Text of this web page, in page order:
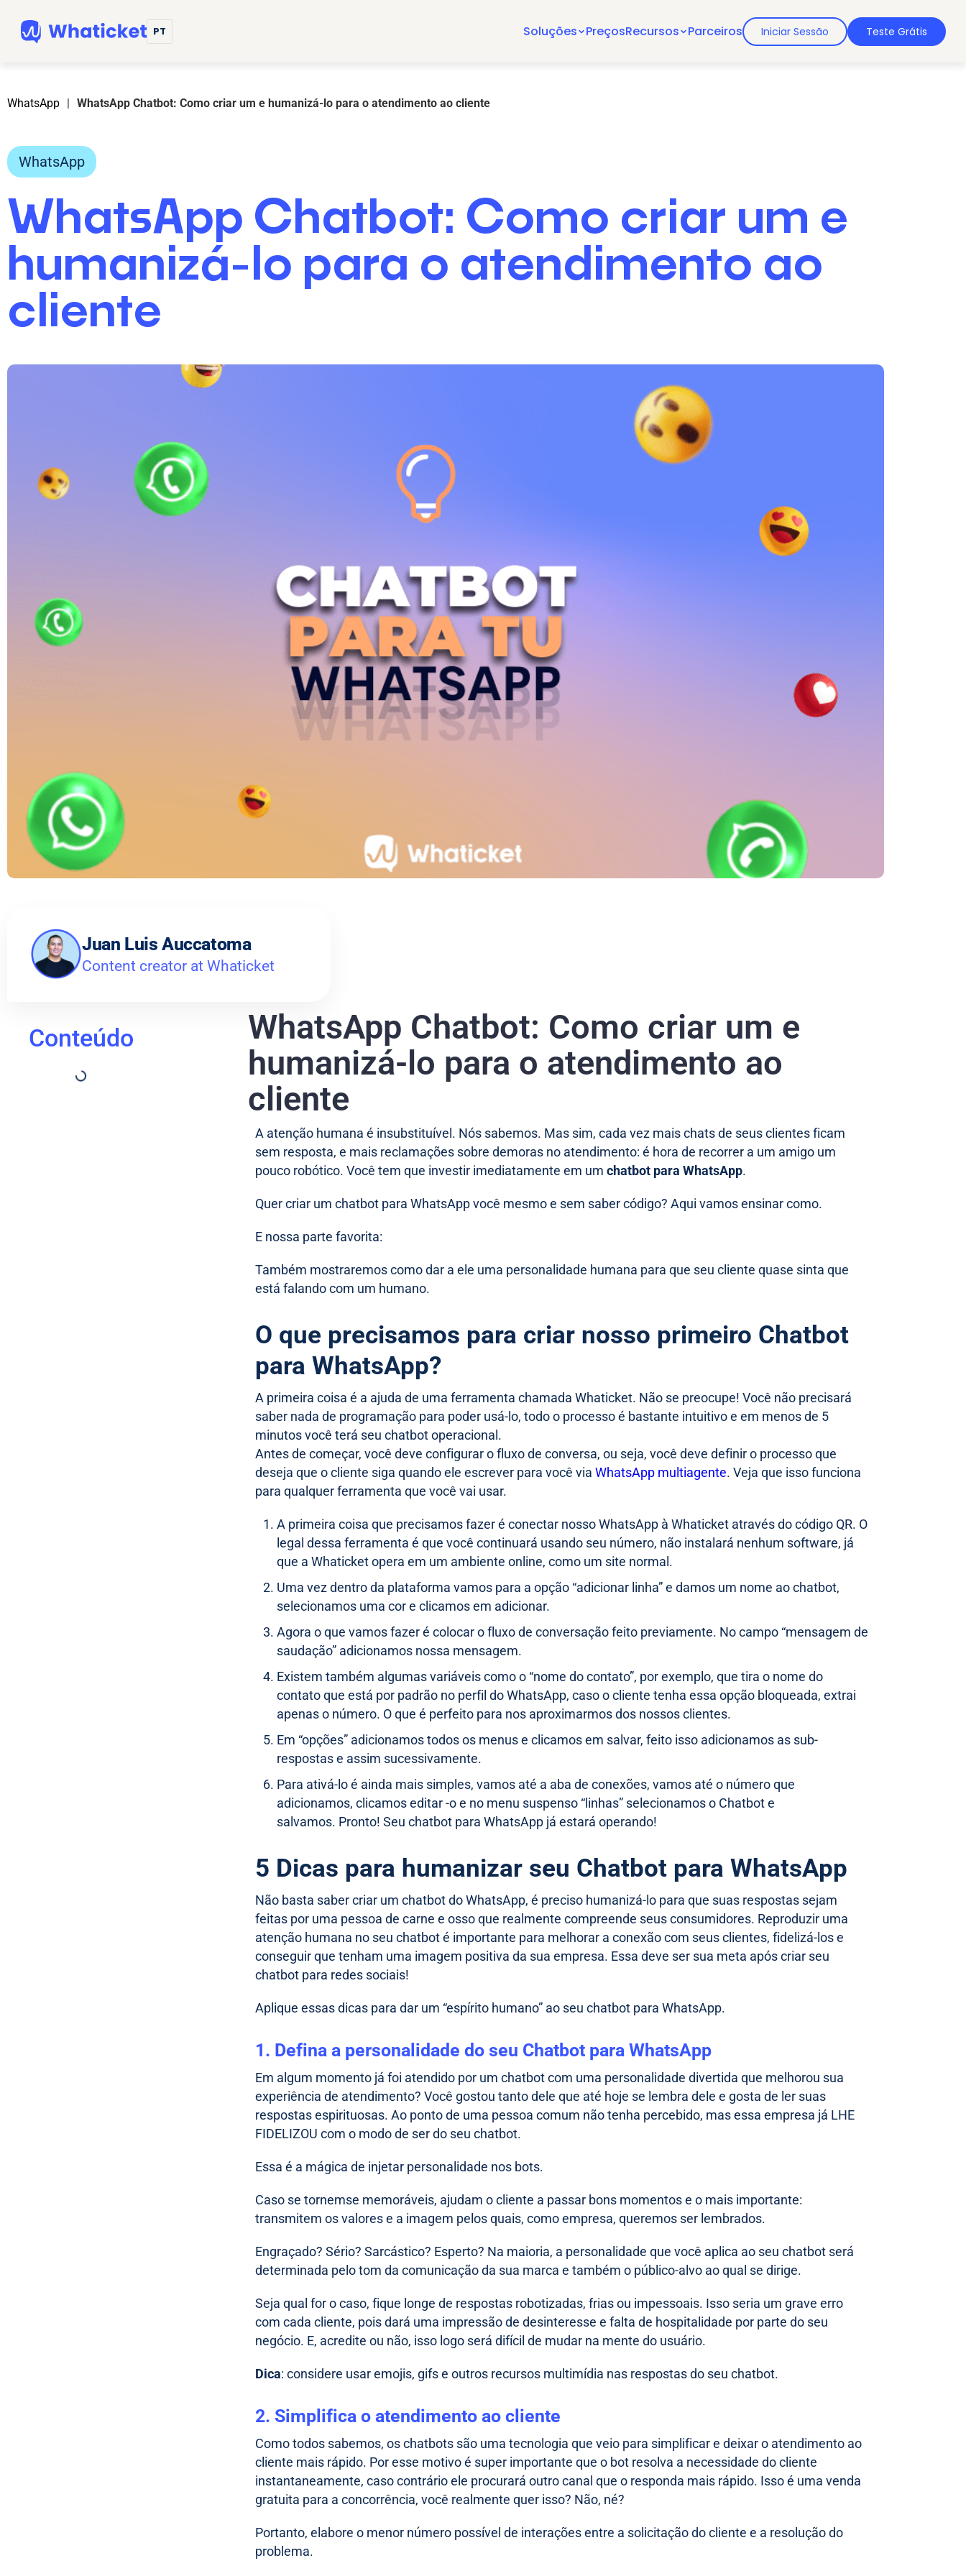
PT Soluções PreçosRecursos Parceiros Iniciar Sessão Teste Grátis
WhatsApp | WhatsApp Chatbot: Como criar um e humanizá-lo para o atendimento ao cliente
WhatsApp
WhatsApp Chatbot: Como criar um e
humanizá-lo para o atendimento ao
cliente
Juan Luis Auccatoma
Content creator at Whaticket
Conteúdo
WhatsApp Chatbot: Como criar um e
humanizá-lo para o atendimento ao
cliente
A atenção humana é insubstituível. Nós sabemos. Mas sim, cada vez mais chats de seus clientes ficam
sem resposta, e mais reclamações sobre demoras no atendimento: é hora de recorrer a um amigo um
pouco robótico. Você tem que investir imediatamente em umchatbot para WhatsApp.
Quer criar um chatbot para WhatsApp você mesmo e sem saber código? Aqui vamos ensinar como.
E nossa parte favorita:
Também mostraremos como dar a ele uma personalidade humana para que seu cliente quase sinta que
está falando com um humano.
O que precisamos para criar nosso primeiro Chatbot
para WhatsApp?
A primeira coisa é a ajuda de uma ferramenta chamada Whaticket. Não se preocupe! Você não precisará
saber nada de programação para poder usá-lo, todo o processo é bastante intuitivo e em menos de 5
minutos você terá seu chatbot operacional.
Antes de começar, você deve configurar o fluxo de conversa, ou seja, você deve definir o processo que
deseja que o cliente siga quando ele escrever para você viaWhatsApp multiagente. Veja que isso funciona
para qualquer ferramenta que você vai usar.
A primeira coisa que precisamos fazer é conectar nosso WhatsApp à Whaticket através do código QR. O
legal dessa ferramenta é que você continuará usando seu número, não instalará nenhum software, já
que a Whaticket opera em um ambiente online, como um site normal.
Uma vez dentro da plataforma vamos para a opção “adicionar linha” e damos um nome ao chatbot,
selecionamos uma cor e clicamos em adicionar.
Agora o que vamos fazer é colocar o fluxo de conversação feito previamente. No campo “mensagem de
saudação” adicionamos nossa mensagem.
Existem também algumas variáveis ​​como o “nome do contato”, por exemplo, que tira o nome do
contato que está por padrão no perfil do WhatsApp, caso o cliente tenha essa opção bloqueada, extrai
apenas o número. O que é perfeito para nos aproximarmos dos nossos clientes.
Em “opções” adicionamos todos os menus e clicamos em salvar, feito isso adicionamos as sub-
respostas e assim sucessivamente.
Para ativá-lo é ainda mais simples, vamos até a aba de conexões, vamos até o número que
adicionamos, clicamos editar -o e no menu suspenso “linhas” selecionamos o Chatbot e
salvamos. Pronto! Seu chatbot para WhatsApp já estará operando!
5 Dicas para humanizar seu Chatbot para WhatsApp
Não basta saber criar um chatbot do WhatsApp, é preciso humanizá-lo para que suas respostas sejam
feitas por uma pessoa de carne e osso que realmente compreende seus consumidores. Reproduzir uma
atenção humana no seu chatbot é importante para melhorar a conexão com seus clientes, fidelizá-los e
conseguir que tenham uma imagem positiva da sua empresa. Essa deve ser sua meta após criar seu
chatbot para redes sociais!
Aplique essas dicas para dar um “espírito humano” ao seu chatbot para WhatsApp.
1. Defina a personalidade do seu Chatbot para WhatsApp
Em algum momento já foi atendido por um chatbot com uma personalidade divertida que melhorou sua
experiência de atendimento? Você gostou tanto dele que até hoje se lembra dele e gosta de ler suas
respostas espirituosas. Ao ponto de uma pessoa comum não tenha percebido, mas essa empresa já LHE
FIDELIZOU com o modo de ser do seu chatbot.
Essa é a mágica de injetar personalidade nos bots.
Caso se tornemse memoráveis, ajudam o cliente a passar bons momentos e o mais importante:
transmitem os valores e a imagem pelos quais, como empresa, queremos ser lembrados.
Engraçado? Sério? Sarcástico? Esperto? Na maioria, a personalidade que você aplica ao seu chatbot será
determinada pelo tom da comunicação da sua marca e também o público-alvo ao qual se dirige.
Seja qual for o caso, fique longe de respostas robotizadas, frias ou impessoais. Isso seria um grave erro
com cada cliente, pois dará uma impressão de desinteresse e falta de hospitalidade por parte do seu
negócio. E, acredite ou não, isso logo será difícil de mudar na mente do usuário.
Dica: considere usar emojis, gifs e outros recursos multimídia nas respostas do seu chatbot.
2. Simplifica o atendimento ao cliente
Como todos sabemos, os chatbots são uma tecnologia que veio para simplificar e deixar o atendimento ao
cliente mais rápido. Por esse motivo é super importante que o bot resolva a necessidade do cliente
instantaneamente, caso contrário ele procurará outro canal que o responda mais rápido. Isso é uma venda
gratuita para a concorrência, você realmente quer isso? Não, né?
Portanto, elabore o menor número possível de interações entre a solicitação do cliente e a resolução do
problema.